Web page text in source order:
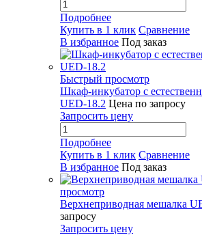
Подробнее
Купить в 1 клик Сравнение
В избранное Под заказ
Быстрый просмотр
Шкаф-инкубатор с
UED-18.2 Цена по запросу
Запросить цену
Подробнее
Купить в 1 клик Сравнение
В избранное Под заказ
просмотр
Верхнеприводная мешалка
запросу
Запросить цену